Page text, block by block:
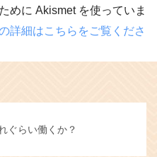
めに Akismet を使っていま
詳細はこちらをご覧くださ
ぐらい働くか？